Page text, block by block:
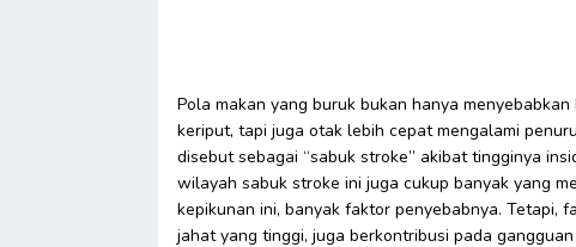
Pola makan yang buruk bukan hanya
keriput, tapi juga otak lebih cepat mengalami
disebut sebagai “sabuk stroke” akibat tingginya
wilayah sabuk stroke ini juga cukup banyak yang
kepikunan ini, banyak faktor penyebabnya. Tetapi,
jahat yang tinggi, juga berkontribusi pada